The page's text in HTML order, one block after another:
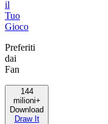
il
Tuo
Gioco
Preferiti
dai
Fan
144
milioni+
Download
Draw It